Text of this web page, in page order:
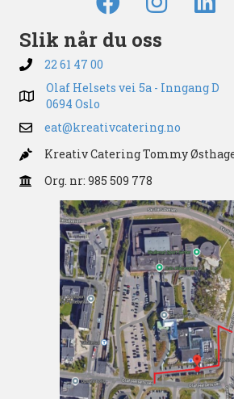
Slik når du oss
22 61 47 00
Olaf Helsets vei 5a - Inngang D
0694 Oslo
eat@kreativcatering.no
Kreativ Catering Tommy
Org. nr: 985 509 778